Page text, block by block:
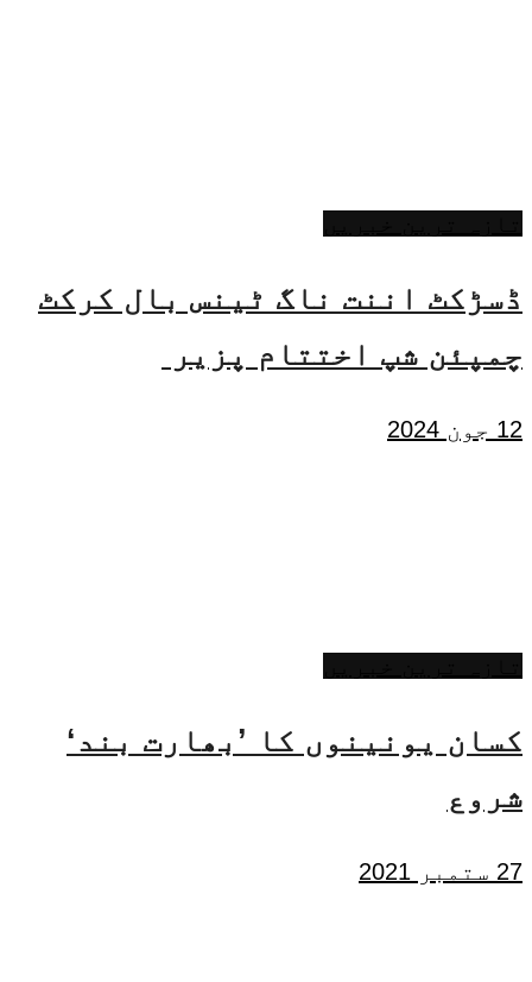
ڈسڑکٹ اننت ناگ ٹینس بال کرکٹ
چمپئن شپ اختتام پزیر
12 جون 2024
کسان یونینوں کا ’بھارت بند‘
شروع
27 ستمبر 2021